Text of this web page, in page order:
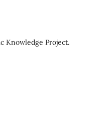
Knowledge Project.